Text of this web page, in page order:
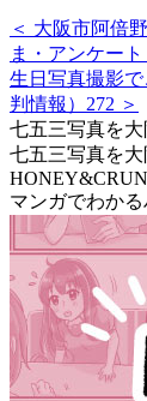
＜ 大阪市阿倍
ま・アンケー
生日写真撮影
判情報）272 ＞
七五三写真を
七五三写真を
マンガでわかる